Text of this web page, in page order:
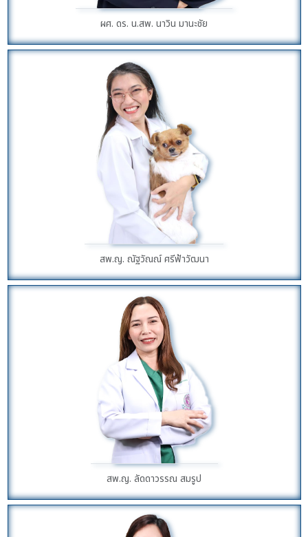
ผศ. ดร. น.สพ. นาวิน มานะชัย
สพ.ญ. ณัฐวัณณ์ ศรีฟ้าวัฒนา
สพ.ญ. ลัดดาวรรณ สมรูป